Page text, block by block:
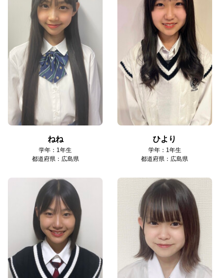
ねね
学年：1年生
都道府県：広島県
ひより
学年：1年生
都道府県：広島県